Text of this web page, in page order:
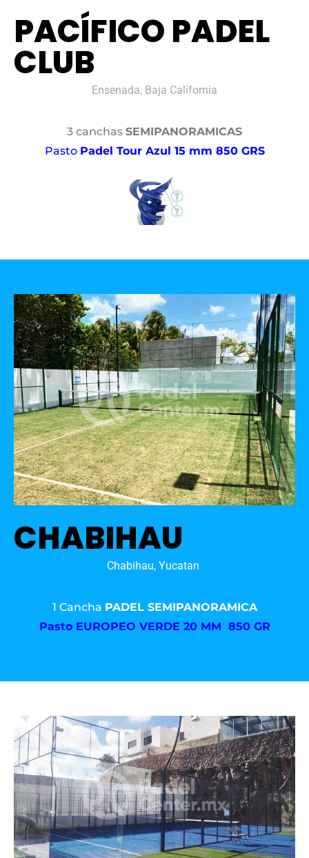
PACÍFICO PADEL
CLUB
Ensenada, Baja California
3 canchas SEMIPANORAMICAS
Pasto Padel Tour Azul 15 mm 850 GRS
CHABIHAU
Chabihau, Yucatan
1 Cancha PADEL SEMIPANORAMICA
Pasto EUROPEO VERDE 20 MM 850 GR